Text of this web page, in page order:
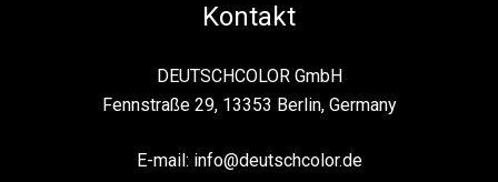
Kontakt
DEUTSCHCOLOR GmbH
Fennstraße 29, 13353 Berlin, Germany
E-mail: info@deutschcolor.de